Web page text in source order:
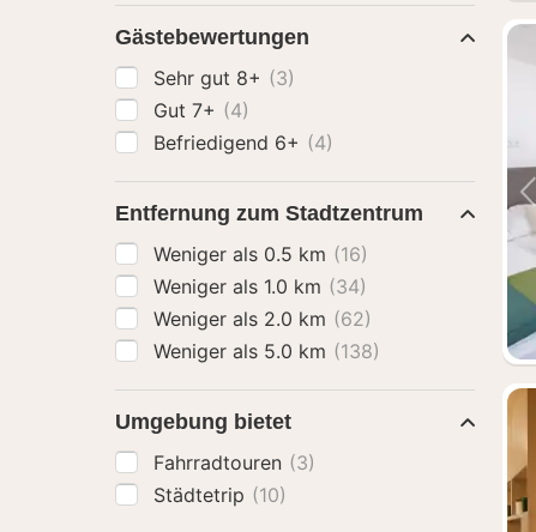
Gästebewertungen
Sehr gut 8+ (3)
Gut 7+ (4)
Befriedigend 6+ (4)
Entfernung zum Stadtzentrum
Weniger als 0.5 km (16)
Weniger als 1.0 km (34)
Weniger als 2.0 km (62)
Weniger als 5.0 km (138)
Umgebung bietet
Fahrradtouren (3)
Städtetrip (10)